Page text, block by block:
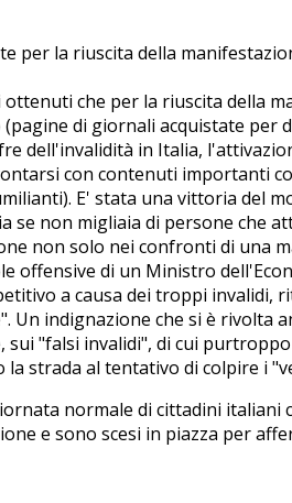
per la riuscita della
che per la riuscita della
di giornali acquistate per
dell'invalidità in Italia,
con contenuti importanti
E' stata una vittoria del
se non migliaia di persone che
non solo nei confronti di una
di un Ministro
a causa dei troppi invalidi,
indignazione che si è rivolta
"falsi invalidi", di cui
strada al tentativo di colpire i
normale di cittadini italiani
e sono scesi in piazza per